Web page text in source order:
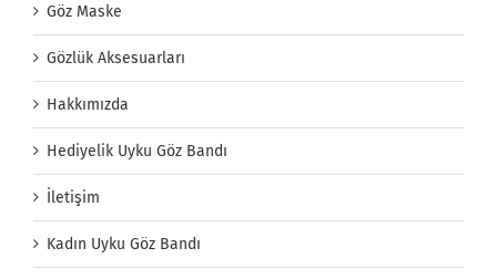
Göz Maske
Gözlük Aksesuarları
Hakkımızda
Hediyelik Uyku Göz Bandı
İletişim
Kadın Uyku Göz Bandı